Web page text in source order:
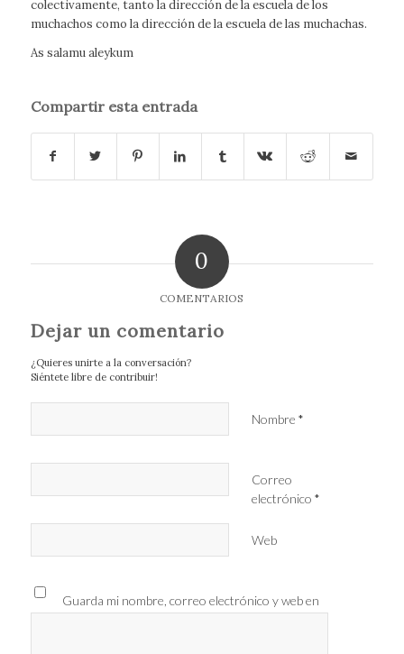
colectivamente, tanto la dirección de la escuela de los
muchachos como la dirección de la escuela de las muchachas.
As salamu aleykum
Compartir esta entrada
0
COMENTARIOS
Dejar un comentario
¿Quieres unirte a la conversación?
Siéntete libre de contribuir!
Nombre *
Correo
electrónico *
Web
Guarda mi nombre, correo electrónico y web en